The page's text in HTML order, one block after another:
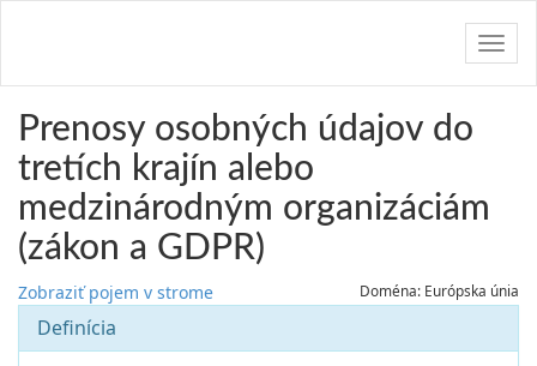
Prenosy osobných údajov do
tretích krajín alebo
medzinárodným organizáciám
(zákon a GDPR)
Zobraziť pojem v strome Doména: Európska únia
Definícia